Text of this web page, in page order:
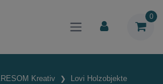
0
Kreativ Lovi Holzobjekte